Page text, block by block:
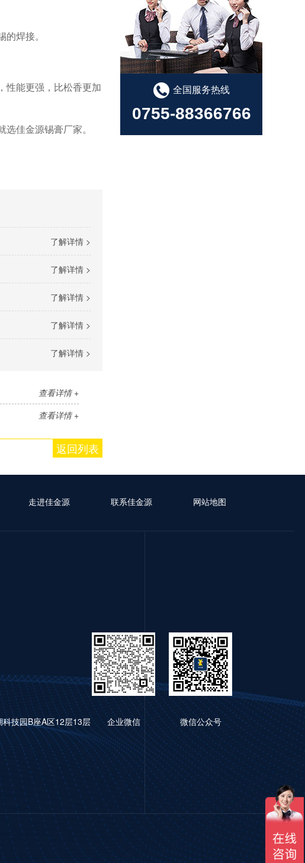
焊接。
性能更强，比松香更加
佳金源锡膏厂家。
了解详情 >
了解详情 >
了解详情 >
了解详情 >
了解详情 >
查看详情 +
查看详情 +
返回列表
全国服务热线
0755-88366766
走进佳金源 联系佳金源 网站地图
技园B座A区12层13层 企业微信 微信公众号